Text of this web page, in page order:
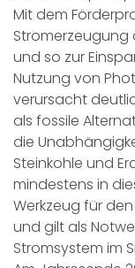
Mit dem
Stromerzeugung
und so zur
Nutzung von
verursacht
als fossile
die
Steinkohle und
mindestens in
Werkzeug für
und gilt als
Stromsystem im